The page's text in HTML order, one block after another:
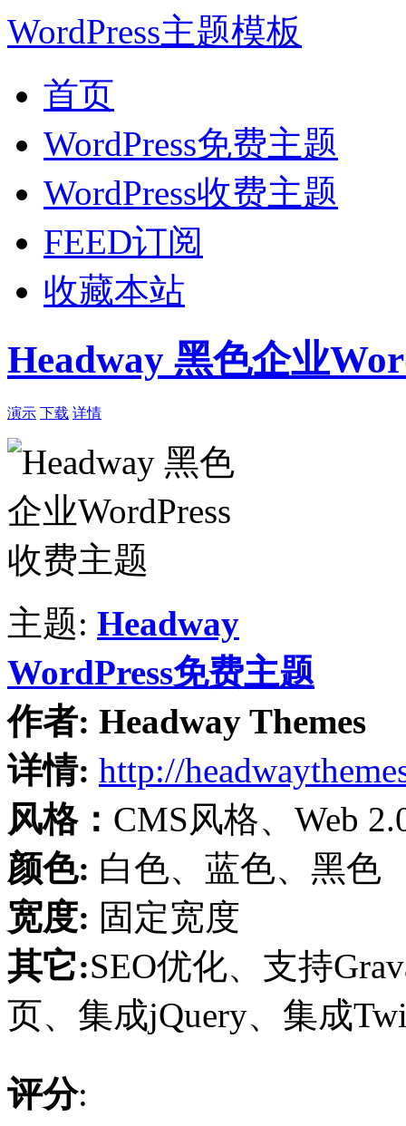
WordPress主题模板
首页
WordPress免费主题
WordPress收费主题
FEED订阅
收藏本站
Headway 黑色企业
演示 下载 详情
主题: Headway
WordPress免费主题
作者: Headway Themes
详情: http://
风格： CMS风格、Web
颜色: 白色、蓝色、黑色
宽度: 固定宽度
其它:SEO优化、支持
页、集成jQuery、集成
评分: